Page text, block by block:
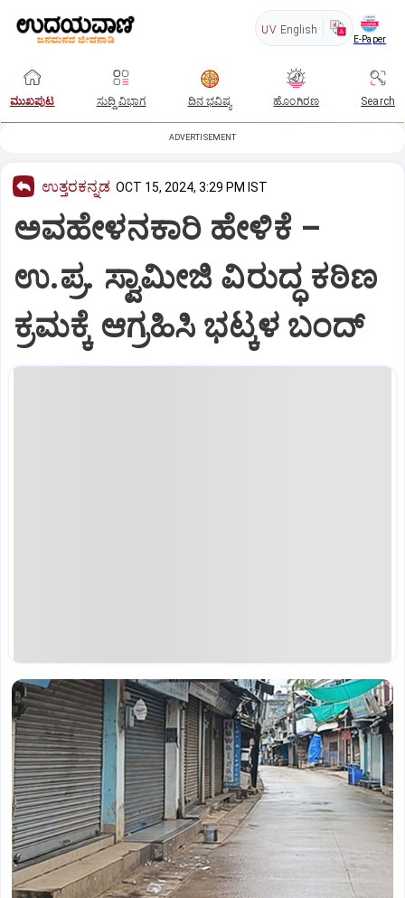
UV English
E-Paper
ಮುಖಪುಟ ಸುದ್ದಿ ವಿಭಾಗ ದಿನ ಭವಿಷ್ಯ ಹೊಂಗಿರಣ Search
ADVERTISEMENT
ಉತ್ತರಕನ್ನಡ OCT 15, 2024, 3:29 PM IST
ಅವಹೇಳನಕಾರಿ ಹೇಳಿಕೆ –
ಉ.ಪ್ರ. ಸ್ವಾಮೀಜಿ ವಿರುದ್ಧ ಕಠಿಣ
ಕ್ರಮಕ್ಕೆ ಆಗ್ರಹಿಸಿ‌ ಭಟ್ಕಳ ಬಂದ್